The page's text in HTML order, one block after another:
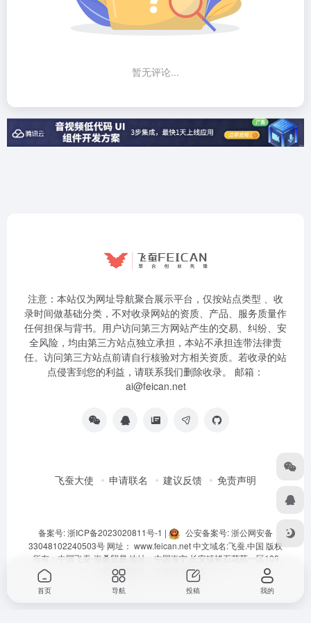
暂无评论...
注意：本站仅为网址导航聚合展示平台，仅按站点类型 、收
录时间做基础分类，不对收录网站的资质、产品、服务质量作
任何担保与背书。用户访问第三方网站产生的交易、纠纷、安
全风险，均由第三方站点独立承担，本站不承担连带法律责
任。访问第三方站点前请自行核验对方相关资质。若收录的站
点侵害到您的利益，请联系我们删除收录。 邮箱：
ai@feican.net
飞蚕大使 申请联名 建议反馈 免责声明
备案号: 浙ICP备2023020811号-1 |
公安备案号: 浙公网安备
33048102240503号 网址： www.feican.net中文域名:飞蚕.中国 版权
所有：中国飞蚕-海桑贸易 地址：中国海宁·长安镇褚石花苑一区109
栋 客服热线：40080-92360
首页 导航 投稿 我的